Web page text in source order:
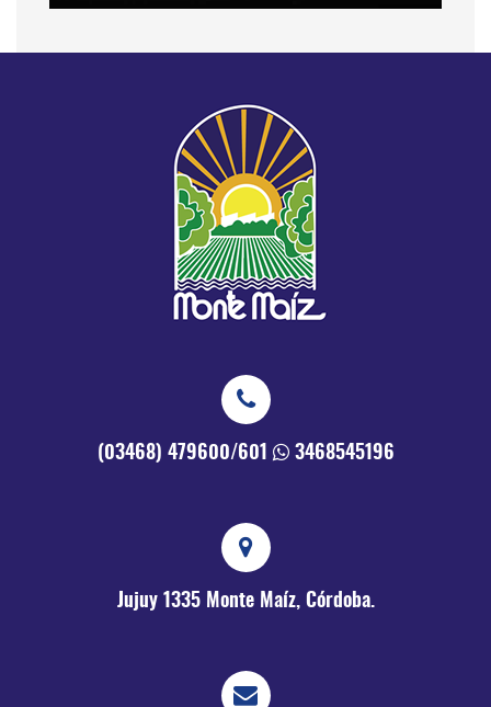
(03468) 479600/601 3468545196
Jujuy 1335 Monte Maíz, Córdoba.